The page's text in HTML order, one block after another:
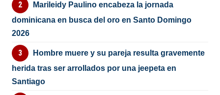
Marileidy Paulino encabeza la jornada
dominicana en busca del oro en Santo Domingo
2026
Hombre muere y su pareja resulta gravemente
herida tras ser arrollados por una jeepeta en
Santiago